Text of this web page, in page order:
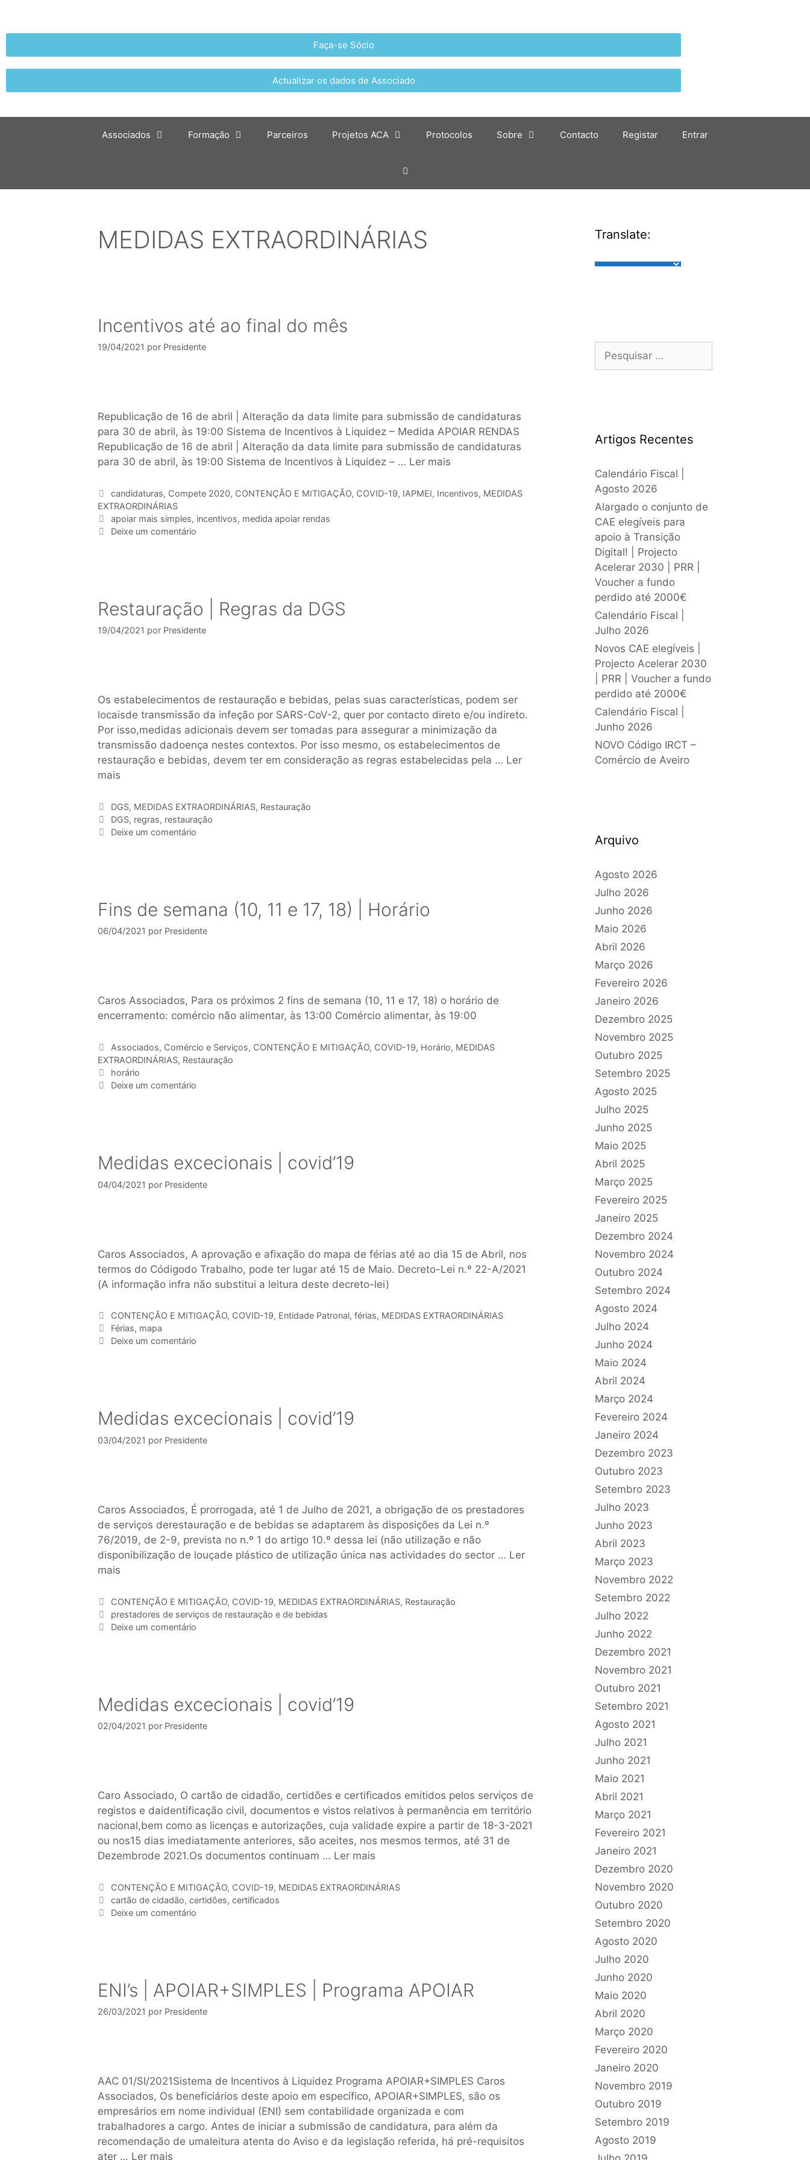
Faça-se Sócio
Actualizar os dados de Associado
Associados Formação Parceiros Projetos ACA Protocolos Sobre Contacto Registar Entrar
MEDIDAS EXTRAORDINÁRIAS
Incentivos até ao final do mês
19/04/2021 por Presidente
Republicação de 16 de abril | Alteração da data limite para submissão de candidaturas
para 30 de abril, às 19:00 Sistema de Incentivos à Liquidez – Medida APOIAR RENDAS
Republicação de 16 de abril | Alteração da data limite para submissão de candidaturas
para 30 de abril, às 19:00 Sistema de Incentivos à Liquidez – … Ler mais
candidaturas, Compete 2020, CONTENÇÃO E MITIGAÇÃO, COVID-19, IAPMEI, Incentivos, MEDIDAS
EXTRAORDINÁRIAS
apoiar mais simples, incentivos, medida apoiar rendas
Deixe um comentário
Restauração | Regras da DGS
19/04/2021 por Presidente
Os estabelecimentos de restauração e bebidas, pelas suas características, podem ser
locaisde transmissão da infeção por SARS-CoV-2, quer por contacto direto e/ou indireto.
Por isso,medidas adicionais devem ser tomadas para assegurar a minimização da
transmissão dadoença nestes contextos. Por isso mesmo, os estabelecimentos de
restauração e bebidas, devem ter em consideração as regras estabelecidas pela … Ler
mais
DGS, MEDIDAS EXTRAORDINÁRIAS, Restauração
DGS, regras, restauração
Deixe um comentário
Fins de semana (10, 11 e 17, 18) | Horário
06/04/2021 por Presidente
Caros Associados, Para os próximos 2 fins de semana (10, 11 e 17, 18) o horário de
encerramento: comércio não alimentar, às 13:00 Comércio alimentar, às 19:00
Associados, Comércio e Serviços, CONTENÇÃO E MITIGAÇÃO, COVID-19, Horário, MEDIDAS
EXTRAORDINÁRIAS, Restauração
horário
Deixe um comentário
Medidas excecionais | covid’19
04/04/2021 por Presidente
Caros Associados, A aprovação e afixação do mapa de férias até ao dia 15 de Abril, nos
termos do Códigodo Trabalho, pode ter lugar até 15 de Maio. Decreto-Lei n.º 22-A/2021
(A informação infra não substitui a leitura deste decreto-lei)
CONTENÇÃO E MITIGAÇÃO, COVID-19, Entidade Patronal, férias, MEDIDAS EXTRAORDINÁRIAS
Férias, mapa
Deixe um comentário
Medidas excecionais | covid’19
03/04/2021 por Presidente
Caros Associados, É prorrogada, até 1 de Julho de 2021, a obrigação de os prestadores
de serviços derestauração e de bebidas se adaptarem às disposições da Lei n.º
76/2019, de 2-9, prevista no n.º 1 do artigo 10.º dessa lei (não utilização e não
disponibilização de louçade plástico de utilização única nas actividades do sector … Ler
mais
CONTENÇÃO E MITIGAÇÃO, COVID-19, MEDIDAS EXTRAORDINÁRIAS, Restauração
prestadores de serviços de restauração e de bebidas
Deixe um comentário
Medidas excecionais | covid’19
02/04/2021 por Presidente
Caro Associado, O cartão de cidadão, certidões e certificados emitidos pelos serviços de
registos e daidentificação civil, documentos e vistos relativos à permanência em território
nacional,bem como as licenças e autorizações, cuja validade expire a partir de 18-3-2021
ou nos15 dias imediatamente anteriores, são aceites, nos mesmos termos, até 31 de
Dezembrode 2021.Os documentos continuam … Ler mais
CONTENÇÃO E MITIGAÇÃO, COVID-19, MEDIDAS EXTRAORDINÁRIAS
cartão de cidadão, certidões, certificados
Deixe um comentário
ENI’s | APOIAR+SIMPLES | Programa APOIAR
26/03/2021 por Presidente
AAC 01/SI/2021Sistema de Incentivos à Liquidez Programa APOIAR+SIMPLES Caros
Associados, Os beneficiários deste apoio em específico, APOIAR+SIMPLES, são os
empresários em nome individual (ENI) sem contabilidade organizada e com
trabalhadores a cargo. Antes de iniciar a submissão de candidatura, para além da
recomendação de umaleitura atenta do Aviso e da legislação referida, há pré-requisitos
ater … Ler mais
Translate:
Artigos Recentes
Calendário Fiscal |
Agosto 2026
Alargado o conjunto de
CAE elegíveis para
apoio à Transição
Digital! | Projecto
Acelerar 2030 | PRR |
Voucher a fundo
perdido até 2000€
Calendário Fiscal |
Julho 2026
Novos CAE elegíveis |
Projecto Acelerar 2030
| PRR | Voucher a fundo
perdido até 2000€
Calendário Fiscal |
Junho 2026
NOVO Código IRCT –
Comércio de Aveiro
Arquivo
Agosto 2026
Julho 2026
Junho 2026
Maio 2026
Abril 2026
Março 2026
Fevereiro 2026
Janeiro 2026
Dezembro 2025
Novembro 2025
Outubro 2025
Setembro 2025
Agosto 2025
Julho 2025
Junho 2025
Maio 2025
Abril 2025
Março 2025
Fevereiro 2025
Janeiro 2025
Dezembro 2024
Novembro 2024
Outubro 2024
Setembro 2024
Agosto 2024
Julho 2024
Junho 2024
Maio 2024
Abril 2024
Março 2024
Fevereiro 2024
Janeiro 2024
Dezembro 2023
Outubro 2023
Setembro 2023
Julho 2023
Junho 2023
Abril 2023
Março 2023
Novembro 2022
Setembro 2022
Julho 2022
Junho 2022
Dezembro 2021
Novembro 2021
Outubro 2021
Setembro 2021
Agosto 2021
Julho 2021
Junho 2021
Maio 2021
Abril 2021
Março 2021
Fevereiro 2021
Janeiro 2021
Dezembro 2020
Novembro 2020
Outubro 2020
Setembro 2020
Agosto 2020
Julho 2020
Junho 2020
Maio 2020
Abril 2020
Março 2020
Fevereiro 2020
Janeiro 2020
Novembro 2019
Outubro 2019
Setembro 2019
Agosto 2019